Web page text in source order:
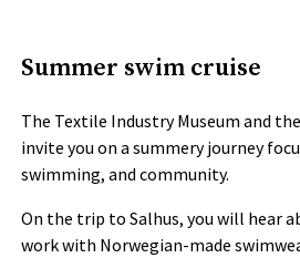
Summer swim cruise
The Textile Industry Museum and
invite you on a summery journey
swimming, and community.
On the trip to Salhus, you will hear
work with Norwegian-made